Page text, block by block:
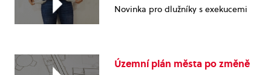
Novinka pro dlužníky s exekucemi
Územní plán města po změně